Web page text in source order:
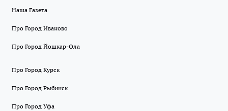
Наша Газета
Про Город Иваново
Про Город Йошкар-Ола
Про Город Курск
Про Город Рыбинск
Про Город Уфа